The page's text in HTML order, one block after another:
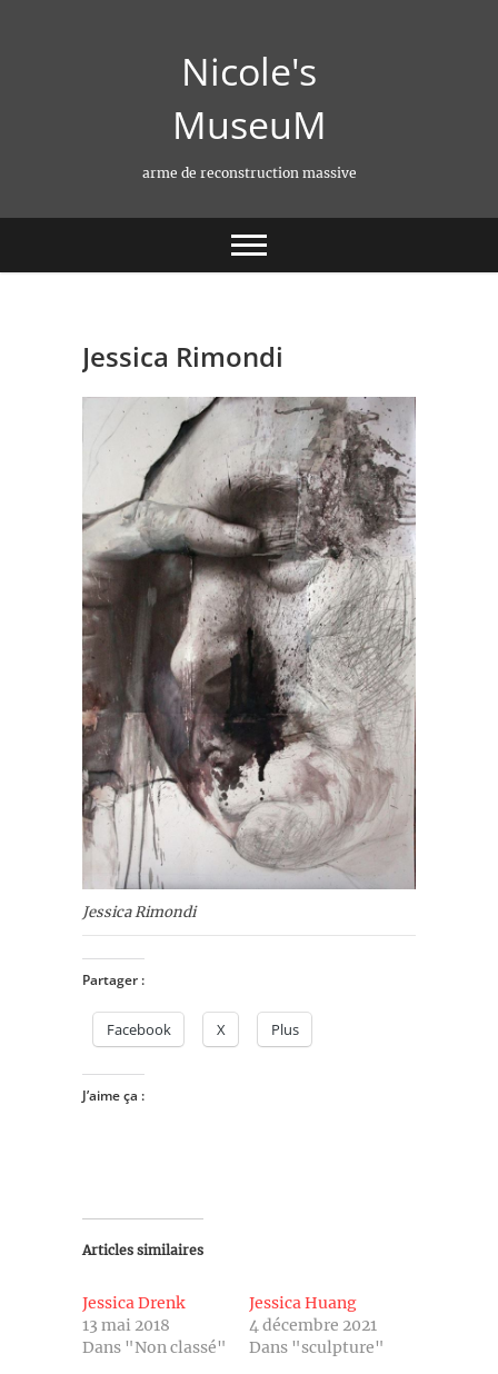
Nicole's
MuseuM
arme de reconstruction massive
Jessica Rimondi
Jessica Rimondi
Partager :
Facebook X Plus
J’aime ça :
Articles similaires
Jessica Drenk
13 mai 2018
Dans "Non classé"
Jessica Huang
4 décembre 2021
Dans "sculpture"